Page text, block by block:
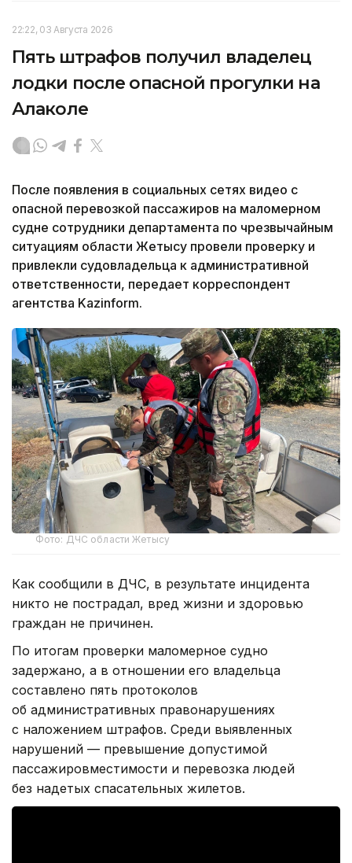
22:22, 03 Августа 2026
Пять штрафов получил владелец
лодки после опасной прогулки на
Алаколе
После появления в социальных сетях видео с
опасной перевозкой пассажиров на маломерном
судне сотрудники департамента по чрезвычайным
ситуациям области Жетысу провели проверку и
привлекли судовладельца к административной
ответственности, передает корреспондент
агентства Kazinform.
Фото: ДЧС области Жетысу
Как сообщили в ДЧС, в результате инцидента
никто не пострадал, вред жизни и здоровью
граждан не причинен.
По итогам проверки маломерное судно
задержано, а в отношении его владельца
составлено пять протоколов
об административных правонарушениях
с наложением штрафов. Среди выявленных
нарушений — превышение допустимой
пассажировместимости и перевозка людей
без надетых спасательных жилетов.